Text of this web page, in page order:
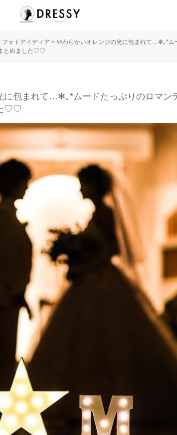
フォトアイディア > やわらかいオレンジの光に包まれて…✻｡*ム
とめました♡♡
に包まれて…✻｡*ムードたっぷりのロマン
♡♡